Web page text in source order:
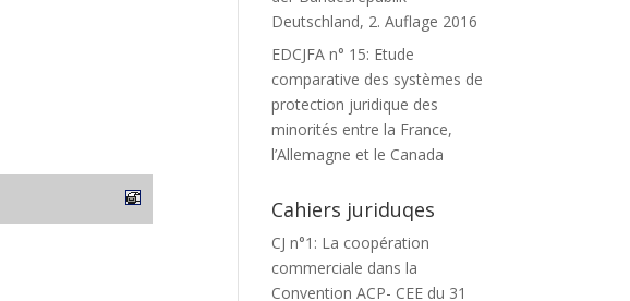
Deutschland, 2. Auflage 2016
EDCJFA n° 15: Etude
comparative des systèmes de
protection juridique des
minorités entre la France,
l’Allemagne et le Canada
Cahiers juriduqes
CJ n°1: La coopération
commerciale dans la
Convention ACP- CEE du 31